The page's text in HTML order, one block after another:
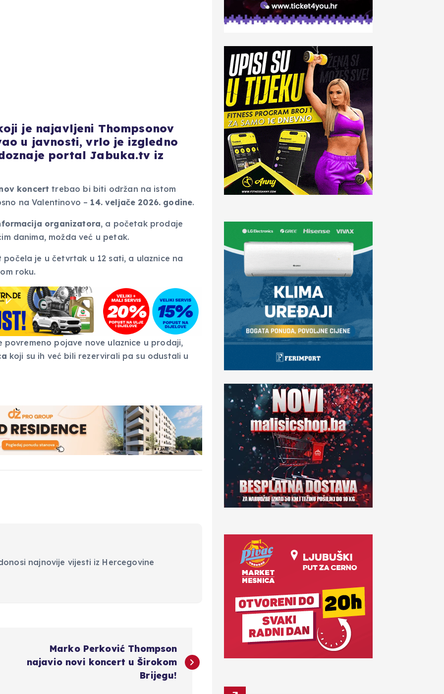
je najavljeni Thompsonov
u javnosti, vrlo je izgledno
portal Jabuka.tv iz
koncert trebao bi biti održan na istom
na Valentinovo – 14. veljače 2026. godine.
organizatora, a početak prodaje
danima, možda već u petak.
počela je u četvrtak u 12 sati, a ulaznice na
roku.
povremeno pojave nove ulaznice u prodaji,
koji su ih već bili rezervirali pa su odustali u
najnovije vijesti iz Hercegovine
Marko Perković Thompson
najavio novi koncert u Širokom
Brijegu!